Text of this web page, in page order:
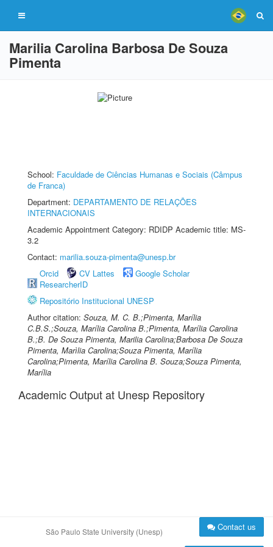
Marilia Carolina Barbosa De Souza
Pimenta
School: Faculdade de Ciências Humanas e Sociais (Câmpus
de Franca)
Department: DEPARTAMENTO DE RELAÇÕES
INTERNACIONAIS
Academic Appointment Category: RDIDP Academic title: MS-
3.2
Contact: marilia.souza-pimenta@unesp.br
Orcid
CV Lattes
Google Scholar
ResearcherID
Repositório Institucional UNESP
Author citation: Souza, M. C. B.;Pimenta, Marília
C.B.S.;Souza, Marília Carolina B.;Pimenta, Marília Carolina
B.;B. De Souza Pimenta, Marilia Carolina;Barbosa De Souza
Pimenta, Marìlia Carolina;Souza Pimenta, Marília
Carolina;Pimenta, Marília Carolina B. Souza;Souza Pimenta,
Marília
Academic Output at Unesp Repository
São Paulo State University (Unesp) Contact us